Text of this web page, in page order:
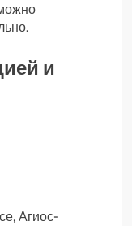
и
Агиос-